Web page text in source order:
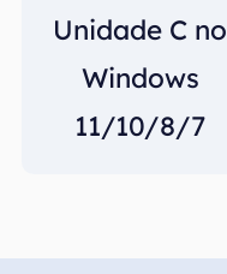
Unidade C no
Windows
11/10/8/7